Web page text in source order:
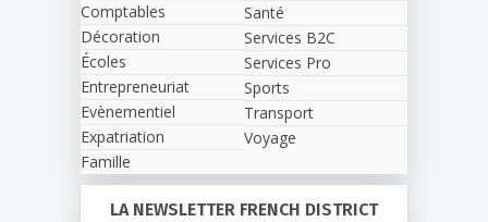
Comptables
Décoration
Écoles
Entrepreneuriat
Evènementiel
Expatriation
Famille
Santé
Services B2C
Services Pro
Sports
Transport
Voyage
LA NEWSLETTER FRENCH DISTRICT